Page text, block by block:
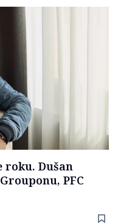
roku. Dušan
PFC